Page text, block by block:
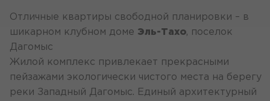
Отличные квартиры свободной планировки – в
шикарном клубном доме Эль-Тахо, поселок
Дагомыс
Жилой комплекс привлекает прекрасными
пейзажами экологически чистого места на берегу
реки Западный Дагомыс. Единый архитектурный